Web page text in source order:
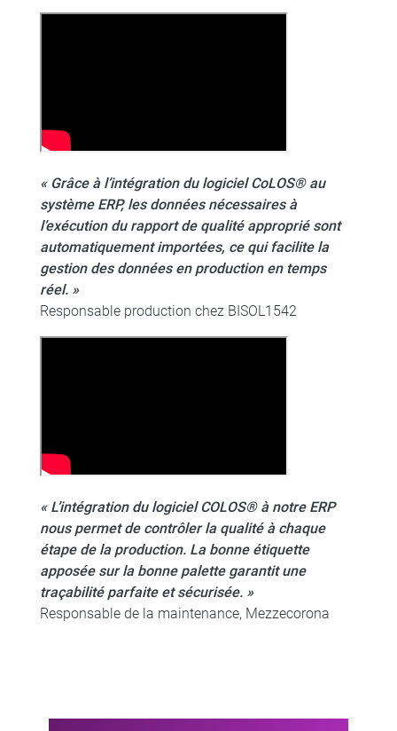
« Grâce à l’intégration du logiciel CoLOS® au
système ERP, les données nécessaires à
l’exécution du rapport de qualité approprié sont
automatiquement importées, ce qui facilite la
gestion des données en production en temps
réel. »
Responsable production chez BISOL1542
« L’intégration du logiciel COLOS® à notre ERP
nous permet de contrôler la qualité à chaque
étape de la production. La bonne étiquette
apposée sur la bonne palette garantit une
traçabilité parfaite et sécurisée. »
Responsable de la maintenance, Mezzecorona